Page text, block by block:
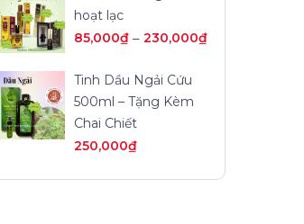
hoạt lạc
85,000₫ – 230,000₫
Tinh Dầu Ngải Cứu
500ml – Tặng Kèm
Chai Chiết
250,000₫